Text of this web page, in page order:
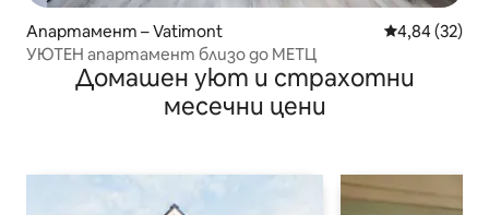
Апартамент – Vatimont Средна
4,84 (32)
УЮТЕН апартамент близо до МЕТЦ
Домашен уют и страхотни
месечни цени